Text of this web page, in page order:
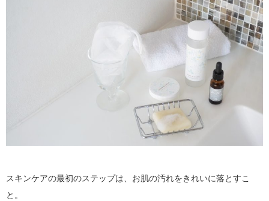
スキンケアの最初のステップは、お肌の汚れをきれいに落とすこ
と。